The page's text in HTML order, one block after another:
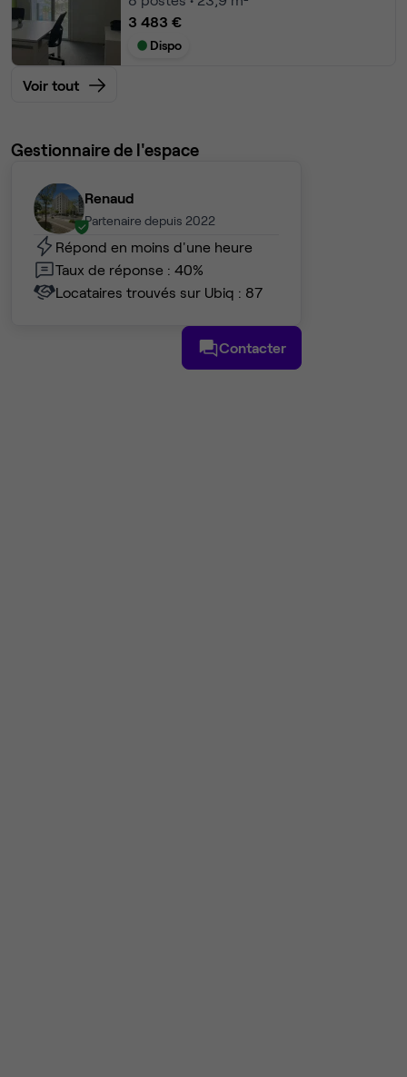
3 483 €
Dispo
Voir tout
Gestionnaire de l'espace
Renaud
Partenaire depuis 2022
Répond en moins d'une heure
Taux de réponse : 40%
Locataires trouvés sur Ubiq : 87
Contacter